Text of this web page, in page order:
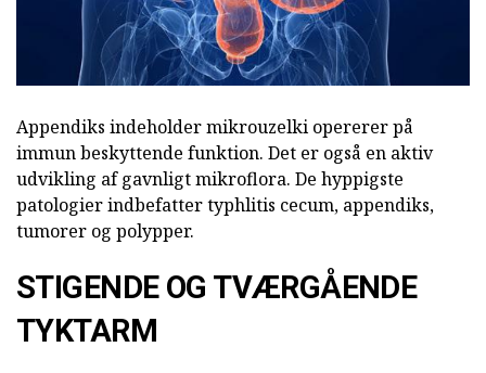
Appendiks indeholder mikrouzelki opererer på
immun beskyttende funktion. Det er også en aktiv
udvikling af gavnligt mikroflora. De hyppigste
patologier indbefatter typhlitis cecum, appendiks,
tumorer og polypper.
STIGENDE OG TVÆRGÅENDE
TYKTARM